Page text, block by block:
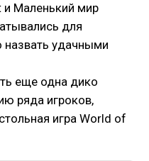
Маленький мир
для
удачными
еще одна дико
ряда игроков,
игра World of